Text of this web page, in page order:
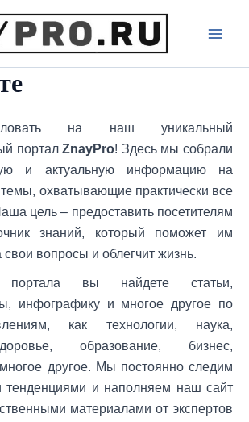
на наш уникальный
порталZnayPro! Здесь мы собрали
и актуальную информацию на
охватывающие практически все
цель – предоставить посетителям
знаний, который поможет им
свои вопросы и облегчит жизнь.
вы найдете статьи,
инфографику и многое другое по
как технологии, наука,
образование, бизнес,
другое. Мы постоянно следим
тенденциями и наполняем наш сайт
материалами от экспертов